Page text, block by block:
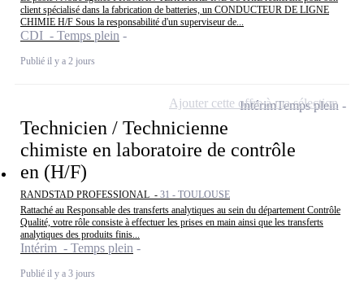
client spécialisé dans la fabrication de batteries, un CONDUCTEUR DE LIGNE
CHIMIE H/F Sous la responsabilité d'un superviseur de...
CDI - Temps plein
Publié il y a 2 jours
Technicien / Technicienne
chimiste en laboratoire de contrôle
en (H/F)
RANDSTAD PROFESSIONAL - 31 - TOULOUSE
Rattaché au Responsable des transferts analytiques au sein du département Contrôle
Qualité, votre rôle consiste à effectuer les prises en main ainsi que les transferts
analytiques des produits finis...
Intérim - Temps plein
Publié il y a 3 jours
IntérimTemps plein
Ajouter cette offre à ma sélection